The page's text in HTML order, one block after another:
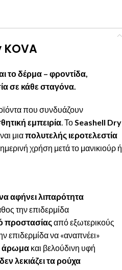
το δέρμα – φροντίδα,
σε κάθε σταγόνα.
που συνδυάζουν
εμπειρία. ΤοSeashell Dry
μιαπολυτελής ιεροτελεστία
χρήση μετά το μανικιούρ ή
αφήνει λιπαρότητα
την επιδερμίδα
προστασίαςαπό εξωτερικούς
επιδερμίδα να «αναπνέει»
άρωμα και βελούδινη υφή
δεν λεκιάζει τα ρούχα